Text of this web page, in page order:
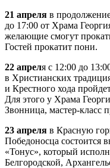
21 апреля в
до 17:00 от Храма
желающие смогут
Гостей прокатит пони.
22 апреля с 12:00 до
в Христианских
и Крестного хода
Для этого у Храма
Звонница, мастер-класс
23 апреля в Красную
Победоносца состоится
«Тонус», который
Белгородской,